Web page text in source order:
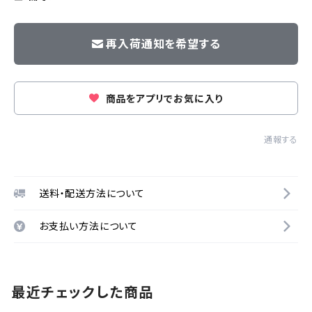
再入荷通知を希望する
商品をアプリでお気に入り
通報する
送料・配送方法について
お支払い方法について
最近チェックした商品